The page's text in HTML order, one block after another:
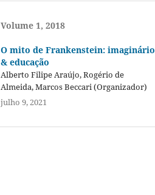
Volume 1, 2018
O mito de Frankenstein: imaginário
& educação
Alberto Filipe Araújo, Rogério de
Almeida, Marcos Beccari (Organizador)
julho 9, 2021